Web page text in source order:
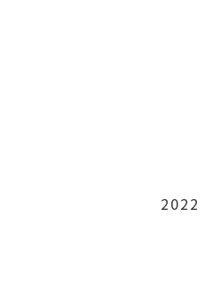
2022